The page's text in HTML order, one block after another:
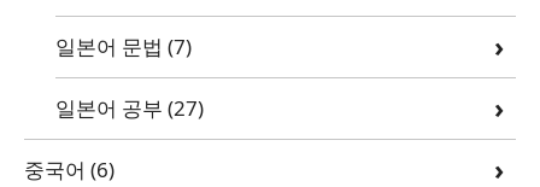
일본어 문법 (7)
일본어 공부 (27)
중국어 (6)